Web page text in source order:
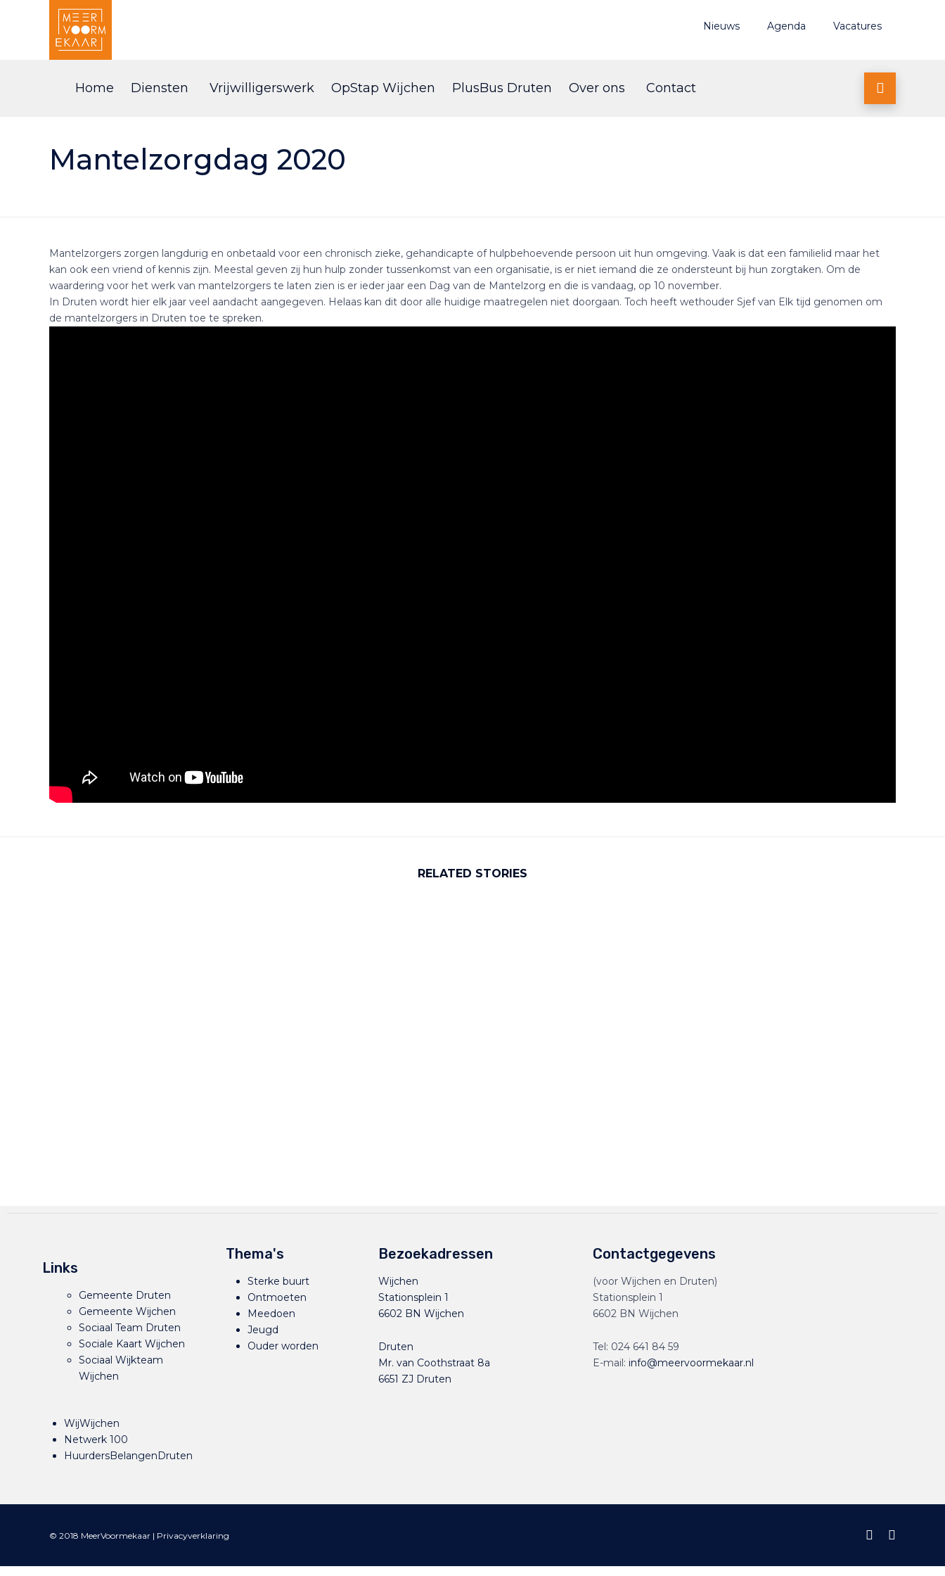
Nieuws Agenda Vacatures
to
Home Diensten Vrijwilligerswerk OpStap Wijchen PlusBus Druten Over ons Contact 
Mantelzorgdag 2020
Mantelzorgers zorgen langdurig en onbetaald voor een chronisch zieke, gehandicapte of hulpbehoevende persoon uit hun omgeving. Vaak is dat een familielid maar het
kan ook een vriend of kennis zijn. Meestal geven zij hun hulp zonder tussenkomst van een organisatie, is er niet iemand die ze ondersteunt bij hun zorgtaken. Om de
waardering voor het werk van mantelzorgers te laten zien is er ieder jaar een Dag van de Mantelzorg en die is vandaag, op 10 november.
In Druten wordt hier elk jaar veel aandacht aangegeven. Helaas kan dit door alle huidige maatregelen niet doorgaan. Toch heeft wethouder Sjef van Elk tijd genomen om
de mantelzorgers in Druten toe te spreken.
RELATED STORIES
Links
Gemeente Druten
Gemeente Wijchen
Sociaal Team Druten
Sociale Kaart Wijchen
Sociaal Wijkteam
Wijchen
WijWijchen
Netwerk 100
HuurdersBelangenDruten
Thema's
Sterke buurt
Ontmoeten
Meedoen
Jeugd
Ouder worden
Bezoekadressen
Wijchen
Stationsplein 1
6602 BN Wijchen
Druten
Mr. van Coothstraat 8a
6651 ZJ Druten
Contactgegevens
(voor Wijchen en Druten)
Stationsplein 1
6602 BN Wijchen
Tel: 024 641 84 59
E-mail: info@meervoormekaar.nl
© 2018 MeerVoormekaar | Privacyverklaring